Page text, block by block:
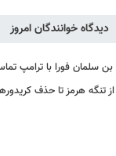
دیدگاه خوانندگان امروز
بن سلمان فورا با
تنگه هرمز تا حذف